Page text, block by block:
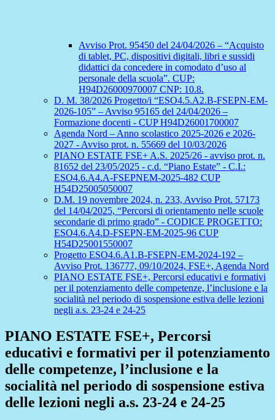
Avviso Prot. 95450 del 24/04/2026 – “Acquisto
di tablet, PC, dispositivi digitali, libri e sussidi
didattici da concedere in comodato d’uso al
personale della scuola”. CUP:
H94D26000970007 CNP: 10.8.
D. M. 38/2026 Progetto/i “ESO4.5.A2.B-FSEPN-EM-
2026-105” – Avviso 95165 del 24/04/2026 –
Formazione docenti - CUP H94D26001700007
Agenda Nord – Anno scolastico 2025-2026 e 2026-
2027 - Avviso prot. n. 55669 del 10/03/2026
PIANO ESTATE FSE+ A.S. 2025/26 - avviso prot. n.
81652 del 23/05/2025 - c.d. “Piano Estate” - C.I.:
ESO4.6.A4.A-FSEPNEM-2025-482 CUP
H54D25005050007
D.M. 19 novembre 2024, n. 233, Avviso Prot. 57173
del 14/04/2025, “Percorsi di orientamento nelle scuole
secondarie di primo grado” - CODICE PROGETTO:
ESO4.6.A4.D-FSEPN-EM-2025-96 CUP
H54D25001550007
Progetto ESO4.6.A1.B-FSEPN-EM-2024-192 –
Avviso Prot. 136777, 09/10/2024, FSE+, Agenda Nord
PIANO ESTATE FSE+, Percorsi educativi e formativi
per il potenziamento delle competenze, l’inclusione e la
socialità nel periodo di sospensione estiva delle lezioni
negli a.s. 23-24 e 24-25
PIANO ESTATE FSE+, Percorsi
educativi e formativi per il potenziamento
delle competenze, l’inclusione e la
socialità nel periodo di sospensione estiva
delle lezioni negli a.s. 23-24 e 24-25